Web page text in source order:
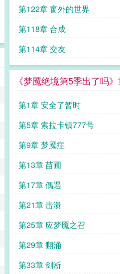
第122章 窗外的世界
第118章 合成
第114章 交友
《梦魇绝境第5季出了吗
第1章 安全了暂时
第5章 索拉卡镇777号
第9章 梦魇症
第13章 苗圃
第17章 偶遇
第21章 击溃
第25章 应梦魇之召
第29章 翻涌
第33章 剑断